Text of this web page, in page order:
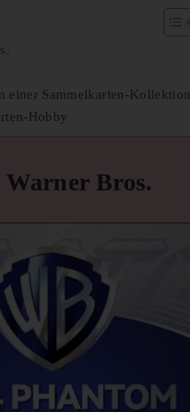
einer Sammelkarten-Kollektion
Hobby
Bros.